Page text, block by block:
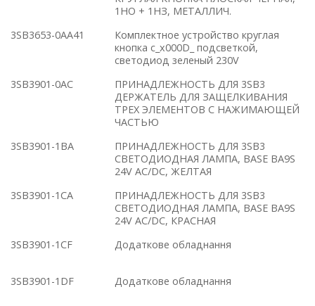
1НО + 1НЗ, МЕТАЛЛИЧ.
3SB3653-0AA41
Комплектное устройство круглая
кнопка с_x000D_ подсветкой,
светодиод зеленый 230V
3SB3901-0AC
ПРИНАДЛЕЖНОСТЬ ДЛЯ 3SB3
ДЕРЖАТЕЛЬ ДЛЯ ЗАЩЕЛКИВАНИЯ
ТРЕХ ЭЛЕМЕНТОВ С НАЖИМАЮЩЕЙ
ЧАСТЬЮ
3SB3901-1BA
ПРИНАДЛЕЖНОСТЬ ДЛЯ 3SB3
СВЕТОДИОДНАЯ ЛАМПА, BASE BA9S
24V AC/DC, ЖЕЛТАЯ
3SB3901-1CA
ПРИНАДЛЕЖНОСТЬ ДЛЯ 3SB3
СВЕТОДИОДНАЯ ЛАМПА, BASE BA9S
24V AC/DC, КРАСНАЯ
3SB3901-1CF
Додаткове обладнання
3SB3901-1DF Додаткове обладнання